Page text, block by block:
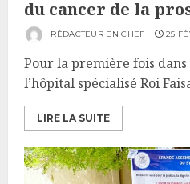
du cancer de la
RÉDACTEUR EN CHEF 25
Pour la première fois dans
l’hôpital spécialisé Roi
LIRE LA SUITE